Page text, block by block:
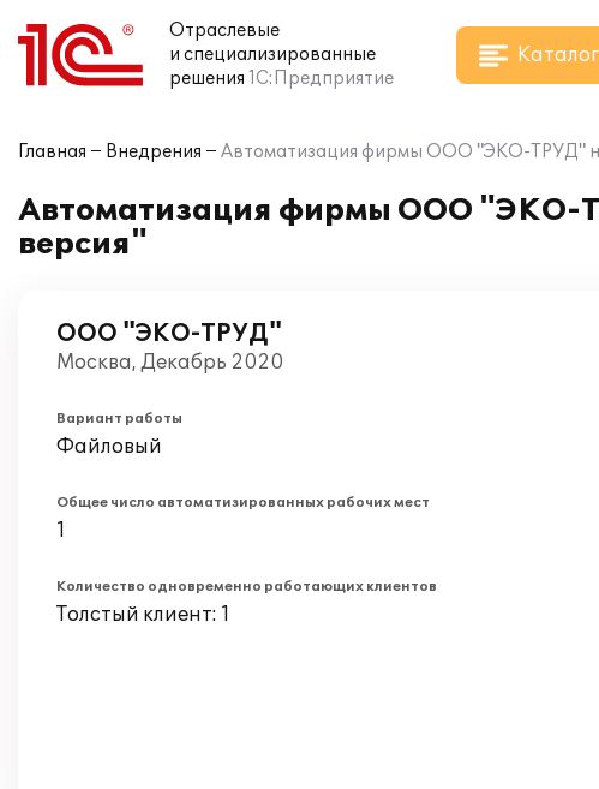
Отраслевые
и специализированные
решения 1С:Предприятие
Каталог
Главная Внедрения Автоматизация фирмы ООО "ЭКО-ТРУД" на
Автоматизация фирмы ООО "ЭКО-
версия"
ООО "ЭКО-ТРУД"
Москва, Декабрь 2020
Вариант работы
Файловый
Общее число автоматизированных рабочих мест
1
Количество одновременно работающих клиентов
Толстый клиент: 1